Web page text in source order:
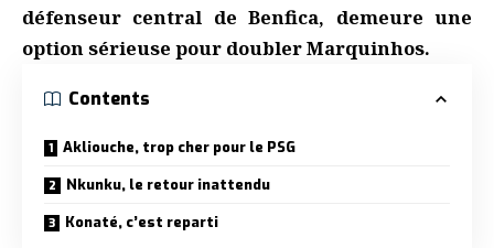
défenseur central de Benfica, demeure une
option sérieuse pour doubler Marquinhos.
Contents
Akliouche, trop cher pour le PSG
Nkunku, le retour inattendu
Konaté, c’est reparti